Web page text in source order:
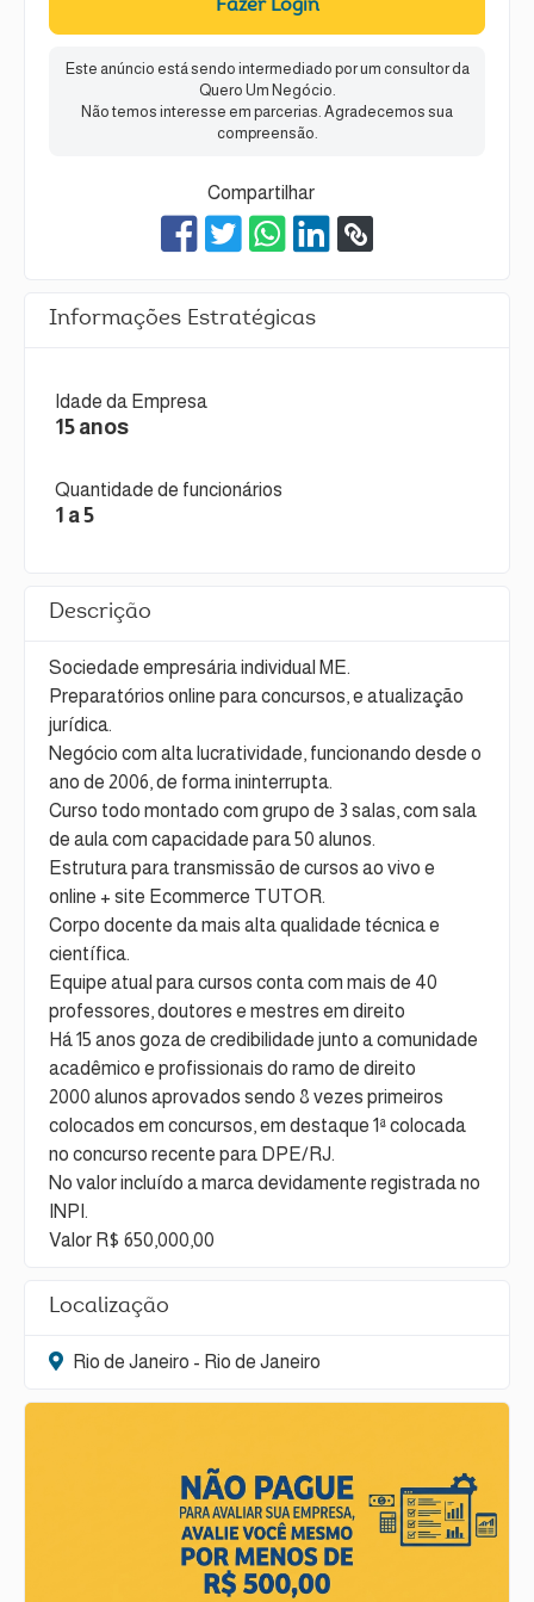
Fazer Login
Este anúncio está sendo intermediado por um consultor da
Quero Um Negócio.
Não temos interesse em parcerias. Agradecemos sua
compreensão.
Compartilhar
Informações Estratégicas
Idade da Empresa
15 anos
Quantidade de funcionários
1 a 5
Descrição
Sociedade empresária individual ME.
Preparatórios online para concursos, e atualização
jurídica.
Negócio com alta lucratividade, funcionando desde o
ano de 2006, de forma ininterrupta.
Curso todo montado com grupo de 3 salas, com sala
de aula com capacidade para 50 alunos.
Estrutura para transmissão de cursos ao vivo e
online + site Ecommerce TUTOR.
Corpo docente da mais alta qualidade técnica e
científica.
Equipe atual para cursos conta com mais de 40
professores, doutores e mestres em direito
Há 15 anos goza de credibilidade junto a comunidade
acadêmico e profissionais do ramo de direito
2000 alunos aprovados sendo 8 vezes primeiros
colocados em concursos, em destaque 1ª colocada
no concurso recente para DPE/RJ.
No valor incluído a marca devidamente registrada no
INPI.
Valor R$ 650,000,00
Localização
Rio de Janeiro - Rio de Janeiro